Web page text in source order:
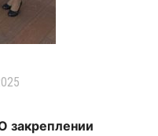
закреплении